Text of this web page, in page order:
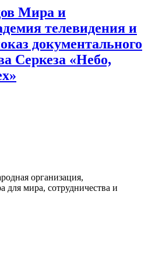
Мира и
телевидения и
документального
Серкеза «Небо,
организация,
мира, сотрудничества и